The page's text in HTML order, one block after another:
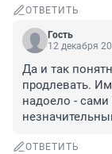
ОТВЕТИТЬ
Гость
12 декабря
Да и так
продлевать.
надоело - сами
ОТВЕТИТЬ